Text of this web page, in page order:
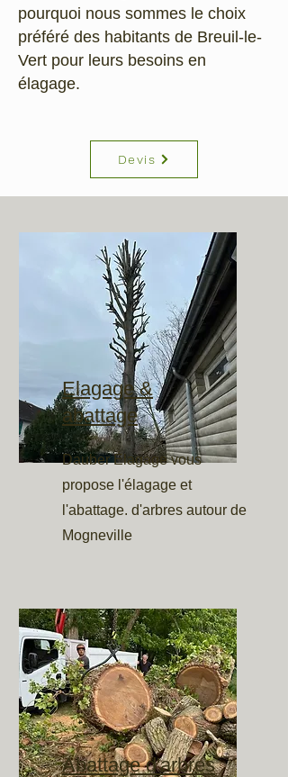
pourquoi nous sommes le choix
préféré des habitants de Breuil-le-
Vert pour leurs besoins en
élagage.
Devis
Elagage &
abattage
Dauber Élagage vous
propose l'élagage et
l'abattage. d'arbres autour de
Mogneville
Abattage d'arbres